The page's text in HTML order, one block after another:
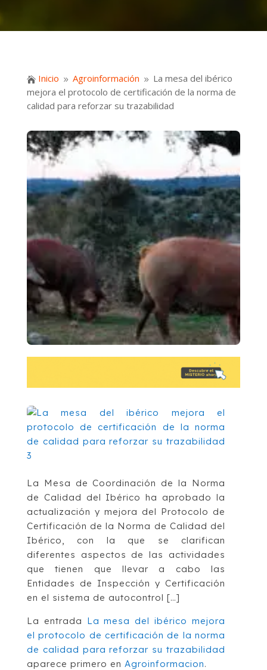
 Inicio 9 Agroinformación 9 La mesa del ibérico
mejora el protocolo de certificación de la norma de
calidad para reforzar su trazabilidad
La Mesa de Coordinación de la Norma
de Calidad del Ibérico ha aprobado la
actualización y mejora del Protocolo de
Certificación de la Norma de Calidad del
Ibérico, con la que se clarifican
diferentes aspectos de las actividades
que tienen que llevar a cabo las
Entidades de Inspección y Certificación
en el sistema de autocontrol […]
La entrada La mesa del ibérico mejora
el protocolo de certificación de la norma
de calidad para reforzar su trazabilidad
aparece primero en Agroinformacion.